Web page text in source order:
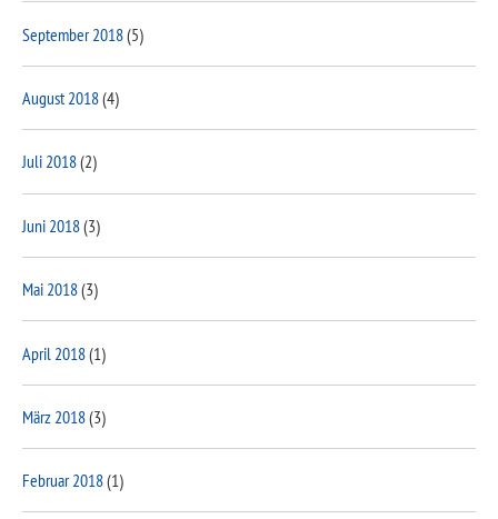
September 2018(5)
August 2018(4)
Juli 2018(2)
Juni 2018(3)
Mai 2018(3)
April 2018(1)
März 2018(3)
Februar 2018(1)